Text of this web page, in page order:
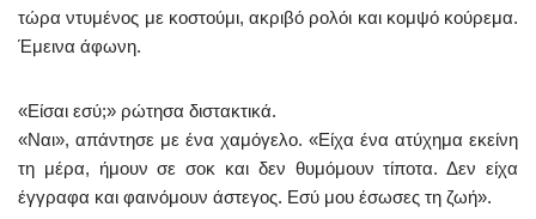
τώρα ντυμένος με κοστούμι, ακριβό ρολόι και κομψό κούρεμα.
Έμεινα άφωνη.
«Είσαι εσύ;» ρώτησα διστακτικά.
«Ναι», απάντησε με ένα χαμόγελο. «Είχα ένα ατύχημα εκείνη
τη μέρα, ήμουν σε σοκ και δεν θυμόμουν τίποτα. Δεν είχα
έγγραφα και φαινόμουν άστεγος. Εσύ μου έσωσες τη ζωή».